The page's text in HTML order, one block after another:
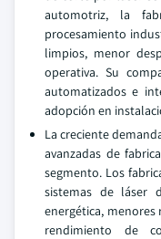
automotriz, la
procesamiento
limpios, menor
operativa. Su
automatizados e
adopción en
La creciente
avanzadas de
segmento. Los
sistemas de láser
energética,
rendimiento de